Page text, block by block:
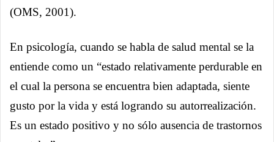
(OMS, 2001).
En psicología, cuando se habla de salud mental se la
entiende como un “estado relativamente perdurable en
el cual la persona se encuentra bien adaptada, siente
gusto por la vida y está logrando su autorrealización.
Es un estado positivo y no sólo ausencia de trastornos